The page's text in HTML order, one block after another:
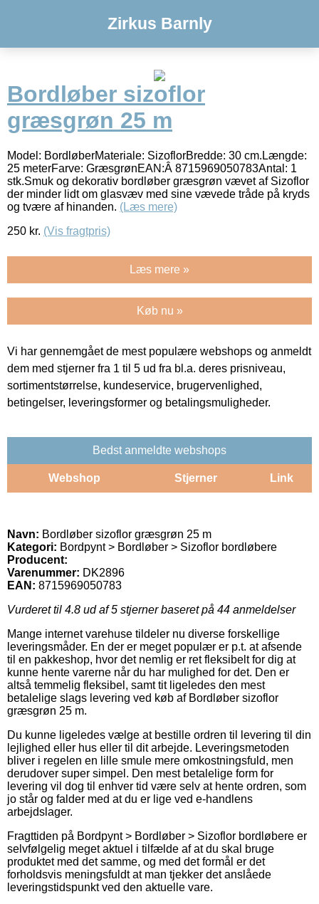
Zirkus Barnly
Bordløber sizoflor
græsgrøn 25 m
Model: BordløberMateriale: SizoflorBredde: 30 cm.Længde:
25 meterFarve: GræsgrønEAN:Â 8715969050783Antal: 1
stk.Smuk og dekorativ bordløber græsgrøn vævet af Sizoflor
der minder lidt om glasvæv med sine vævede tråde på kryds
og tvære af hinanden. (Læs mere)
250 kr. (Vis fragtpris)
Læs mere »
Køb nu »
Vi har gennemgået de mest populære webshops og anmeldt
dem med stjerner fra 1 til 5 ud fra bl.a. deres prisniveau,
sortimentstørrelse, kundeservice, brugervenlighed,
betingelser, leveringsformer og betalingsmuligheder.
Bedst anmeldte webshops
Webshop Stjerner Link
Navn: Bordløber sizoflor græsgrøn 25 m
Kategori: Bordpynt > Bordløber > Sizoflor bordløbere
Producent:
Varenummer: DK2896
EAN: 8715969050783
Vurderet til 4.8 ud af 5 stjerner baseret på 44 anmeldelser
Mange internet varehuse tildeler nu diverse forskellige
leveringsmåder. En der er meget populær er p.t. at afsende
til en pakkeshop, hvor det nemlig er ret fleksibelt for dig at
kunne hente varerne når du har mulighed for det. Den er
altså temmelig fleksibel, samt tit ligeledes den mest
betalelige slags levering ved køb af Bordløber sizoflor
græsgrøn 25 m.
Du kunne ligeledes vælge at bestille ordren til levering til din
lejlighed eller hus eller til dit arbejde. Leveringsmetoden
bliver i regelen en lille smule mere omkostningsfuld, men
derudover super simpel. Den mest betalelige form for
levering vil dog til enhver tid være selv at hente ordren, som
jo står og falder med at du er lige ved e-handlens
arbejdslager.
Fragttiden på Bordpynt > Bordløber > Sizoflor bordløbere er
selvfølgelig meget aktuel i tilfælde af at du skal bruge
produktet med det samme, og med det formål er det
forholdsvis meningsfuldt at man tjekker det anslåede
leveringstidspunkt ved den aktuelle vare.